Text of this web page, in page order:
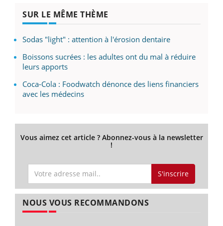
SUR LE MÊME THÈME
Sodas "light" : attention à l'érosion dentaire
Boissons sucrées : les adultes ont du mal à réduire
leurs apports
Coca-Cola : Foodwatch dénonce des liens financiers
avec les médecins
Vous aimez cet article ? Abonnez-vous à la newsletter
!
S'inscrire
NOUS VOUS RECOMMANDONS